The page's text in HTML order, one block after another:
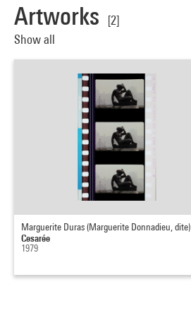
Artworks
[2]
Show all
Marguerite Duras (Marguerite Donnadieu, dite)
Cesarée
1979